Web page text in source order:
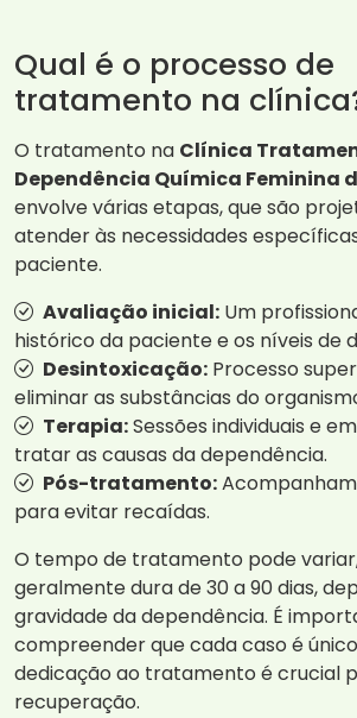
Qual é o processo de
tratamento na
O tratamento na Clínica
Dependência Química Feminina
envolve várias etapas, que são
atender às necessidades
paciente.
Avaliação inicial: Um
histórico da paciente e os níveis de
Desintoxicação: Processo
eliminar as substâncias do
Terapia:Sessões individuais e
tratar as causas da dependência.
Pós-tratamento:
para evitar recaídas.
O tempo de tratamento pode
geralmente dura de 30 a 90 dias,
gravidade da dependência. É
compreender que cada caso é
dedicação ao tratamento é crucial
recuperação.